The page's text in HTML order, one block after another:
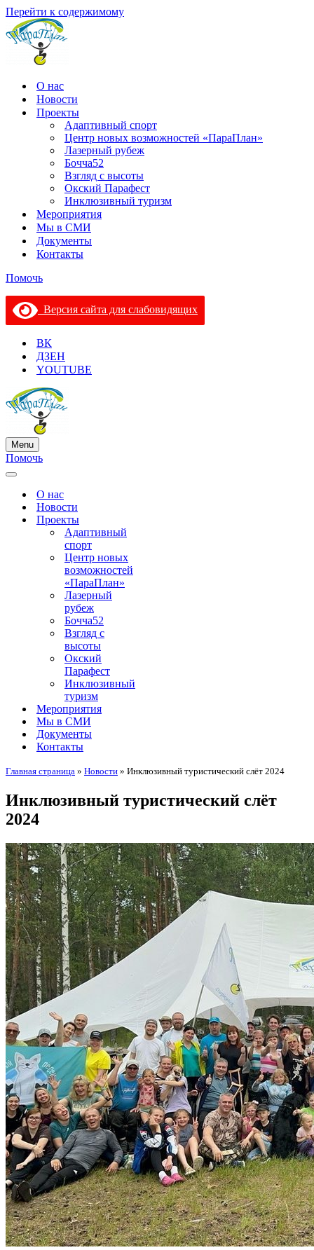
Перейти к содержимому
О нас
Новости
Проекты
Адаптивный спорт
Центр новых возможностей «ПараПлан»
Лазерный рубеж
Бочча52
Взгляд с высоты
Окский Парафест
Инклюзивный туризм
Мероприятия
Мы в СМИ
Документы
Контакты
Помочь
Версия сайта для слабовидящих
ВК
ДЗЕН
YOUTUBE
Menu
Меню
навигации
Помочь
Меню
навигацииО нас
Новости
Проекты
Адаптивный
спорт
Центр новых
возможностей
«ПараПлан»
Лазерный
рубеж
Бочча52
Взгляд с
высоты
Окский
Парафест
Инклюзивный
туризм
Мероприятия
Мы в СМИ
Документы
Контакты
Главная страница » Новости » Инклюзивный туристический слёт 2024
Инклюзивный туристический слёт
2024